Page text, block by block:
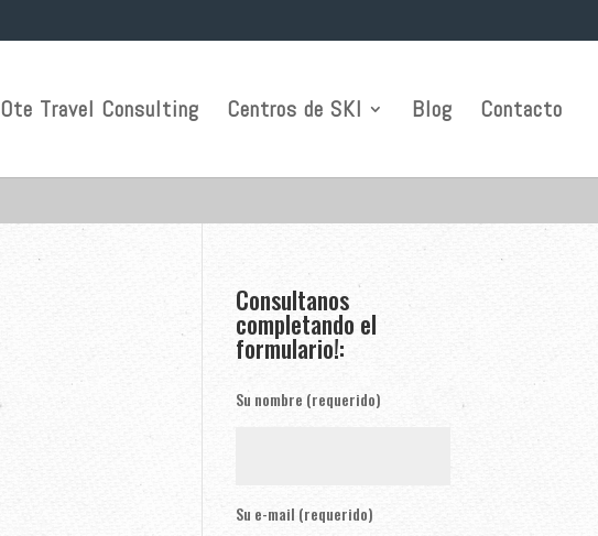
Ote Travel Consulting Centros de SKI Blog Contacto
Consultanos
completando el
formulario!:
Su nombre (requerido)
Su e-mail (requerido)